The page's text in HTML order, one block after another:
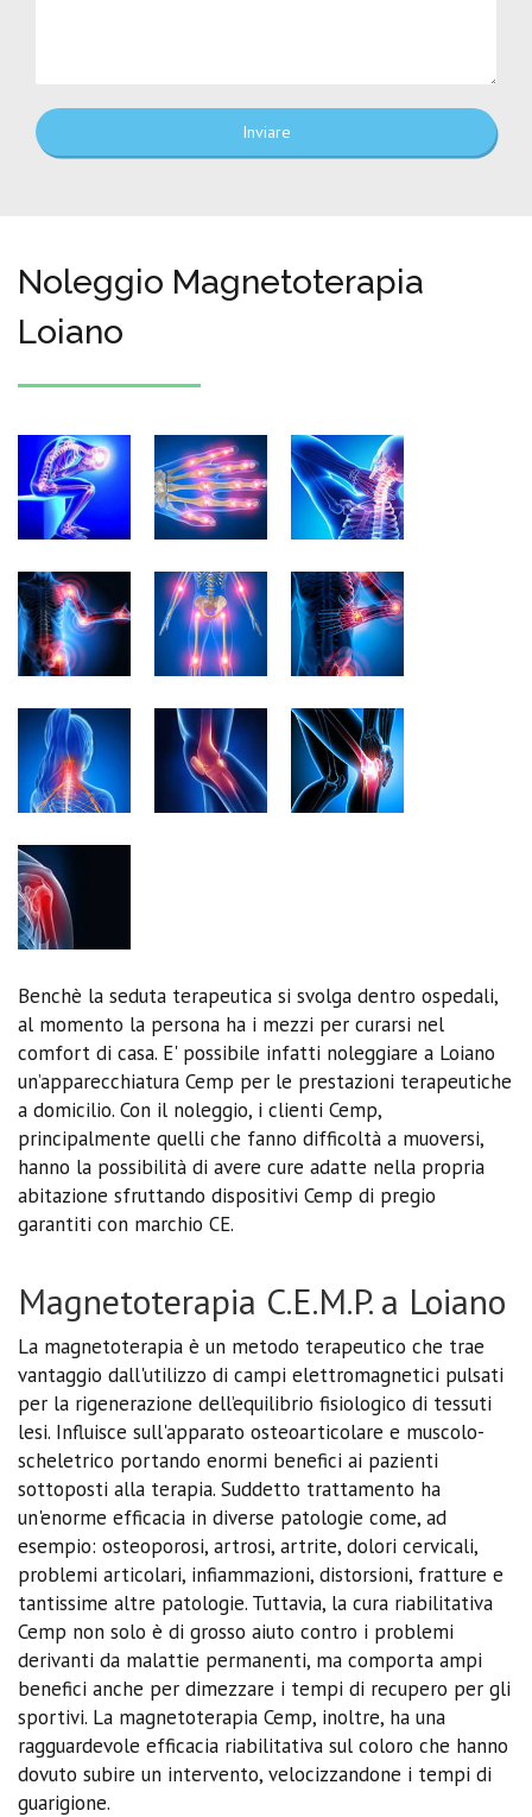
Inviare
Noleggio Magnetoterapia
Loiano
Benchè la seduta terapeutica si svolga dentro ospedali,
al momento la persona ha i mezzi per curarsi nel
comfort di casa. E' possibile infatti noleggiare a Loiano
un’apparecchiatura Cemp per le prestazioni terapeutiche
a domicilio. Con il noleggio, i clienti Cemp,
principalmente quelli che fanno difficoltà a muoversi,
hanno la possibilità di avere cure adatte nella propria
abitazione sfruttando dispositivi Cemp di pregio
garantiti con marchio CE.
Magnetoterapia C.E.M.P. a Loiano
La magnetoterapia è un metodo terapeutico che trae
vantaggio dall'utilizzo di campi elettromagnetici pulsati
per la rigenerazione dell’equilibrio fisiologico di tessuti
lesi. Influisce sull'apparato osteoarticolare e muscolo-
scheletrico portando enormi benefici ai pazienti
sottoposti alla terapia. Suddetto trattamento ha
un'enorme efficacia in diverse patologie come, ad
esempio: osteoporosi, artrosi, artrite, dolori cervicali,
problemi articolari, infiammazioni, distorsioni, fratture e
tantissime altre patologie. Tuttavia, la cura riabilitativa
Cemp non solo è di grosso aiuto contro i problemi
derivanti da malattie permanenti, ma comporta ampi
benefici anche per dimezzare i tempi di recupero per gli
sportivi. La magnetoterapia Cemp, inoltre, ha una
ragguardevole efficacia riabilitativa sul coloro che hanno
dovuto subire un intervento, velocizzandone i tempi di
guarigione.